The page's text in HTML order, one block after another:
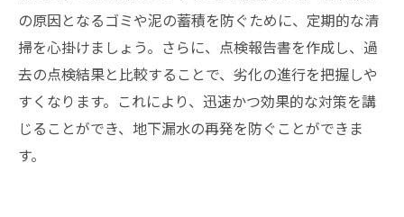
の原因となるゴミや泥の蓄積を防ぐために、定期的な清
掃を心掛けましょう。さらに、点検報告書を作成し、過
去の点検結果と比較することで、劣化の進行を把握しや
すくなります。これにより、迅速かつ効果的な対策を講
じることができ、地下漏水の再発を防ぐことができま
す。